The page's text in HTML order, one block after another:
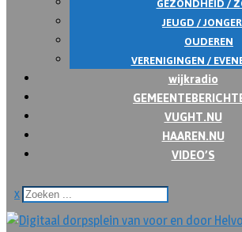
JEUGD /
OUDEREN
VERENIGINGEN /
wijkradio
VUGHT.NU
HAAREN.NU
VIDEO’S
x